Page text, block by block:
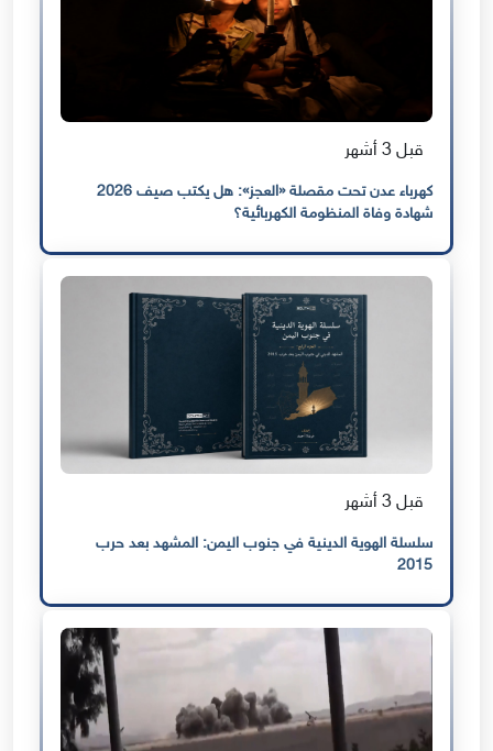
قبل 3 أشهر
كهرباء عدن تحت مقصلة «العجز»: هل يكتب صيف 2026
شهادة وفاة المنظومة الكهربائية؟
قبل 3 أشهر
سلسلة الهوية الدينية في جنوب اليمن: المشهد بعد حرب
2015